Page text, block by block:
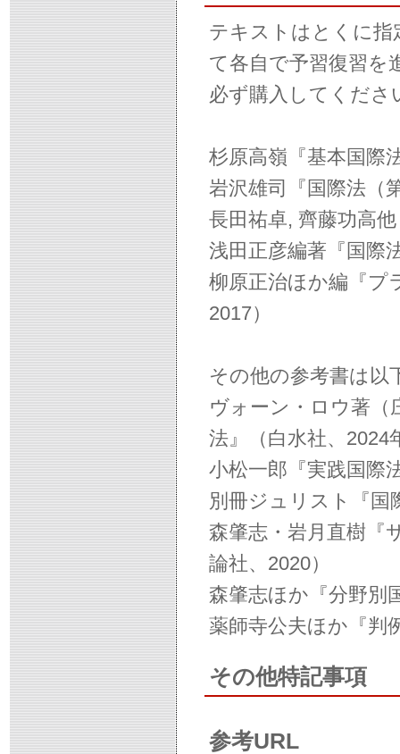
テキストはとくに指
て各自で予習復習を
必ず購入してくださ
杉原高嶺『基本国際
岩沢雄司『国際法（
長田祐卓, 齊藤功高
浅田正彦編著『国際
柳原正治ほか編『プ
2017）
その他の参考書は以
ヴォーン・ロウ著（
法』（白水社、2024
小松一郎『実践国際
別冊ジュリスト『国
森肇志・岩月直樹『
論社、2020）
森肇志ほか『分野別
薬師寺公夫ほか『判
その他特記事項
参考URL